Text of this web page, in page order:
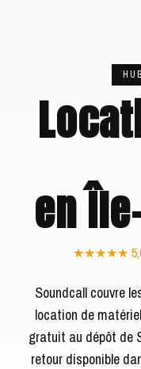
en
★★★★★ 5,0
Soundcall couvre
location de
gratuit au dépôt de
retour disponible